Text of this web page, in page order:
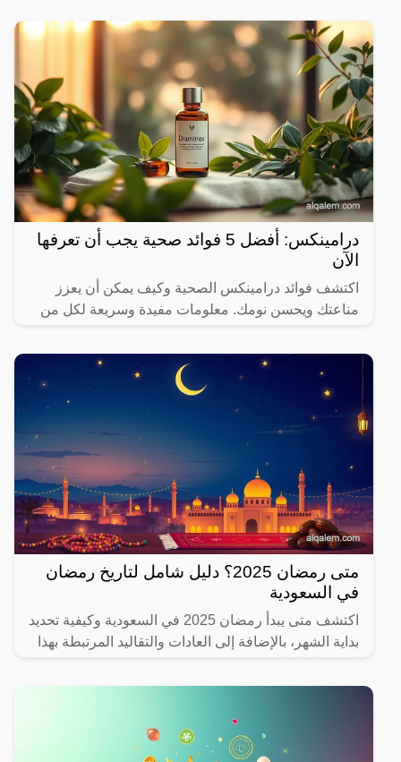
درامينكس: أفضل 5 فوائد صحية يجب أن تعرفها
الآن
اكتشف فوائد درامينكس الصحية وكيف يمكن أن يعزز
مناعتك ويحسن نومك. معلومات مفيدة وسريعة لكل من
متى رمضان 2025؟ دليل شامل لتاريخ رمضان
في السعودية
اكتشف متى يبدأ رمضان 2025 في السعودية وكيفية تحديد
بداية الشهر، بالإضافة إلى العادات والتقاليد المرتبطة بهذا